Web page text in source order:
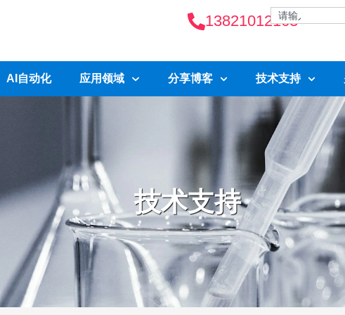
13821012163
AI自动化 应用领域 分享博客 技术支持
技术支持